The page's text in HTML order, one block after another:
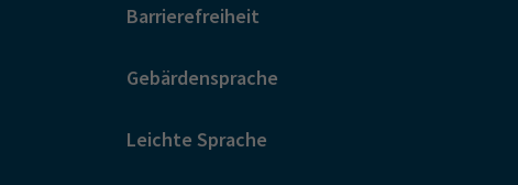
Barrierefreiheit
Gebärdensprache
Leichte Sprache